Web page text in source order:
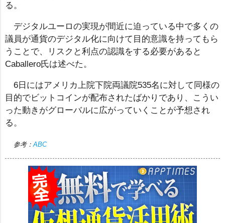
る。
デジタルユーロの実現が間近に迫っている中で多くの
議員が通貨のデジタル化に向けて目的意識を持ってもら
うことで、リスクと利点の認識をする必要があると
Caballero氏は述べた。
6日にはアメリカ上院下院両議院535名に対して同様の
目的でビットコインが配布されたばかりであり、こうい
った動きがグローバルに広がっていくことが予想され
る。
参考： ABC